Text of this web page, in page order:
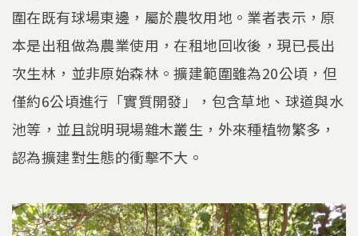
圍在既有球場東邊，屬於農牧用地。業者表示，原
本是出租做為農業使用，在租地回收後，現已長出
次生林，並非原始森林。擴建範圍雖為20公頃，但
僅約6公頃進行「實質開發」，包含草地、球道與水
池等，並且說明現場雜木叢生，外來種植物繁多，
認為擴建對生態的衝擊不大。